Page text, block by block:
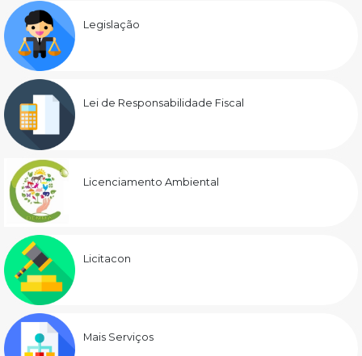
Legislação
Lei de Responsabilidade Fiscal
Licenciamento Ambiental
Licitacon
Mais Serviços